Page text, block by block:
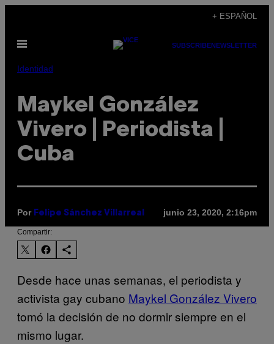
contenido
+ ESPAÑOL
Abrir
SUBSCRIBENEWSLETTER
Identidad
Maykel González
Vivero | Periodista |
Cuba
Por Felipe Sánchez Villarreal junio 23, 2020, 2:16pm
Compartir:
Desde hace unas semanas, el periodista y
activista gay cubano Maykel González Vivero
tomó la decisión de no dormir siempre en el
mismo lugar.